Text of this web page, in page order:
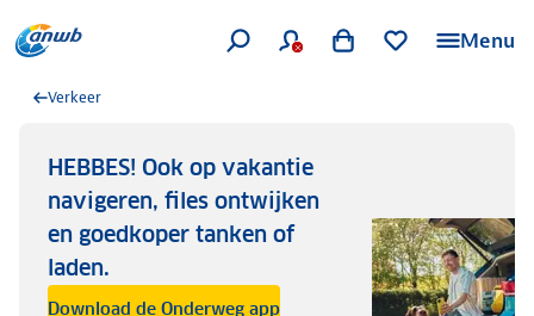
Menu
Verkeer
HEBBES! Ook op vakantie
navigeren, files ontwijken
en goedkoper tanken of
laden.
Download de Onderweg app